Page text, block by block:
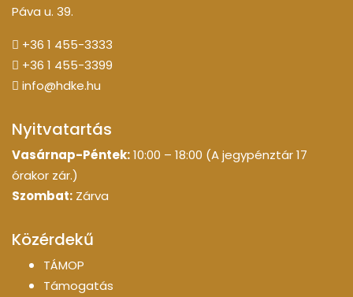
Páva u. 39.
+36 1 455-3333
+36 1 455-3399
info@hdke.hu
Nyitvatartás
Vasárnap-Péntek:10:00 – 18:00 (A jegypénztár 17
órakor zár.)
Szombat: Zárva
Közérdekű
TÁMOP
Támogatás